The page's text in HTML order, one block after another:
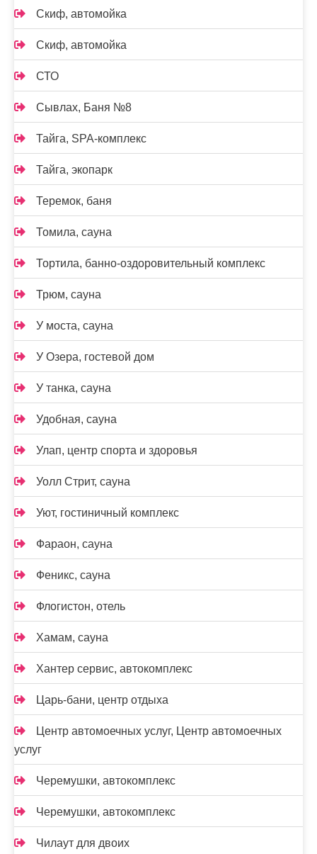
Скиф, автомойка
Скиф, автомойка
СТО
Сывлах, Баня №8
Тайга, SPA-комплекс
Тайга, экопарк
Теремок, баня
Томила, сауна
Тортила, банно-оздоровительный комплекс
Трюм, сауна
У моста, сауна
У Озера, гостевой дом
У танка, сауна
Удобная, сауна
Улап, центр спорта и здоровья
Уолл Стрит, сауна
Уют, гостиничный комплекс
Фараон, сауна
Феникс, сауна
Флогистон, отель
Хамам, сауна
Хантер сервис, автокомплекс
Царь-бани, центр отдыха
Центр автомоечных услуг, Центр автомоечных
услуг
Черемушки, автокомплекс
Черемушки, автокомплекс
Чилаут для двоих